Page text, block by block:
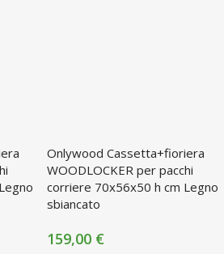
Onlywood Cassetta+fioriera
WOODLOCKER per pacchi
corriere 70x56x50 h cm Legno
sbiancato
159,00 €